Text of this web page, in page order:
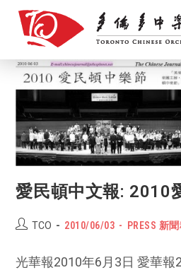
content
愛民頓中文報: 2010
PostTCO
POST
2010/06/03
Post
PRESS 新
光華報2010年6月3日 愛華報